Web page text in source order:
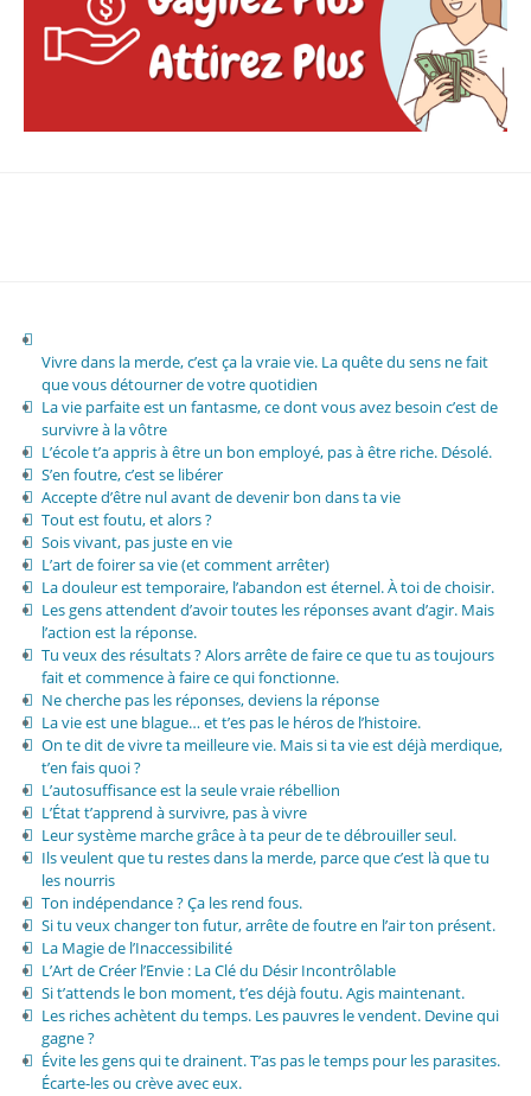
Vivre dans la merde, c’est ça la vraie vie. La quête du sens ne fait
que vous détourner de votre quotidien
La vie parfaite est un fantasme, ce dont vous avez besoin c’est de
survivre à la vôtre
L’école t’a appris à être un bon employé, pas à être riche. Désolé.
S’en foutre, c’est se libérer
Accepte d’être nul avant de devenir bon dans ta vie
Tout est foutu, et alors ?
Sois vivant, pas juste en vie
L’art de foirer sa vie (et comment arrêter)
La douleur est temporaire, l’abandon est éternel. À toi de choisir.
Les gens attendent d’avoir toutes les réponses avant d’agir. Mais
l’action est la réponse.
Tu veux des résultats ? Alors arrête de faire ce que tu as toujours
fait et commence à faire ce qui fonctionne.
Ne cherche pas les réponses, deviens la réponse
La vie est une blague… et t’es pas le héros de l’histoire.
On te dit de vivre ta meilleure vie. Mais si ta vie est déjà merdique,
t’en fais quoi ?
L’autosuffisance est la seule vraie rébellion
L’État t’apprend à survivre, pas à vivre
Leur système marche grâce à ta peur de te débrouiller seul.
Ils veulent que tu restes dans la merde, parce que c’est là que tu
les nourris
Ton indépendance ? Ça les rend fous.
Si tu veux changer ton futur, arrête de foutre en l’air ton présent.
La Magie de l’Inaccessibilité
L’Art de Créer l’Envie : La Clé du Désir Incontrôlable
Si t’attends le bon moment, t’es déjà foutu. Agis maintenant.
Les riches achètent du temps. Les pauvres le vendent. Devine qui
gagne ?
Évite les gens qui te drainent. T’as pas le temps pour les parasites.
Écarte-les ou crève avec eux.